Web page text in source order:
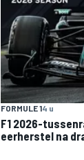
FORMULE 14 u
F1 2026-
eerherstel na